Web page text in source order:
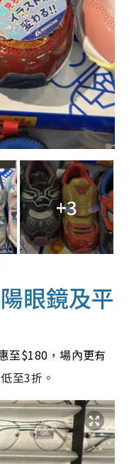
+3
眼鏡及平
至$180，場內更有
低至3折。